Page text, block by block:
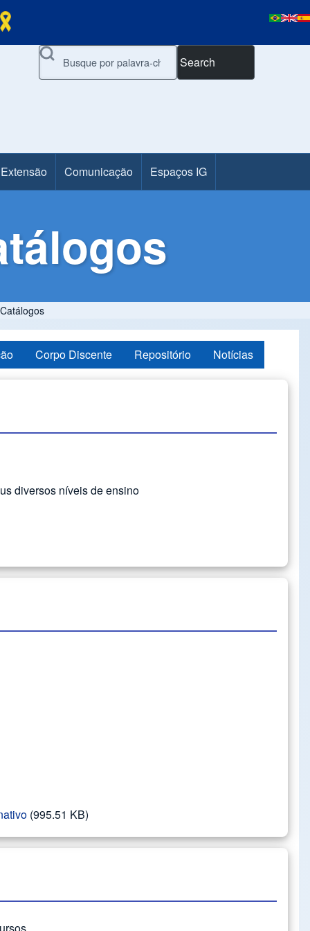
Search
Comunicação Espaços IG
Corpo Discente Repositório Notícias
diversos níveis de ensino
(995.51 KB)